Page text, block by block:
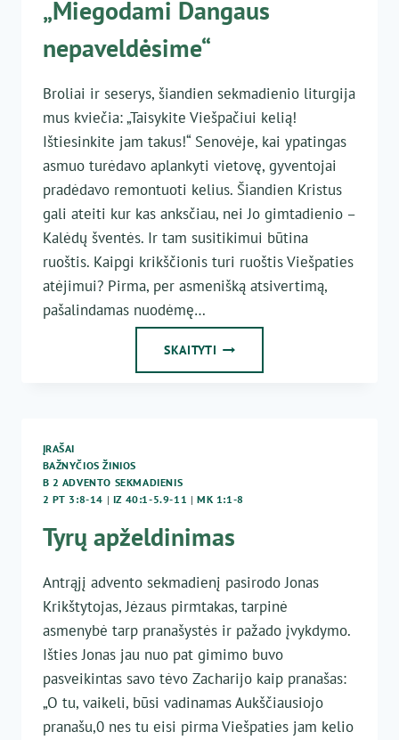
„Miegodami Dangaus
nepaveldėsime“
Broliai ir seserys, šiandien sekmadienio liturgija
mus kviečia: „Taisykite Viešpačiui kelią!
Ištiesinkite jam takus!“ Senovėje, kai ypatingas
asmuo turėdavo aplankyti vietovę, gyventojai
pradėdavo remontuoti kelius. Šiandien Kristus
gali ateiti kur kas anksčiau, nei Jo gimtadienio –
Kalėdų šventės. Ir tam susitikimui būtina
ruoštis. Kaipgi krikščionis turi ruoštis Viešpaties
atėjimui? Pirma, per asmenišką atsivertimą,
pašalindamas nuodėmę…
SKAITYTI „MIEGODAMI
ĮRAŠAI
BAŽNYČIOS ŽINIOS
B 2 ADVENTO SEKMADIENIS
2 PT 3:8-14 | IZ 40:1-5.9-11 | MK 1:1-8
Tyrų apželdinimas
Antrąjį advento sekmadienį pasirodo Jonas
Krikštytojas, Jėzaus pirmtakas, tarpinė
asmenybė tarp pranašystės ir pažado įvykdymo.
Išties Jonas jau nuo pat gimimo buvo
pasveikintas savo tėvo Zacharijo kaip pranašas:
„O tu, vaikeli, būsi vadinamas Aukščiausiojo
pranašu,0 nes tu eisi pirma Viešpaties jam kelio